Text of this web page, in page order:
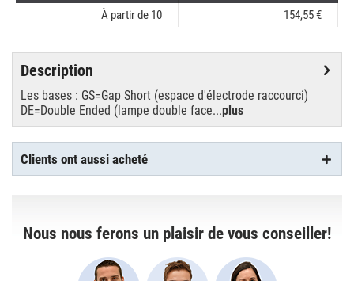
À partir de 10 154,55 €
Description
Les bases : GS=Gap Short (espace d'électrode raccourci)
DE=Double Ended (lampe double face...plus
Clients ont aussi acheté
Nous nous ferons un plaisir de vous conseiller!